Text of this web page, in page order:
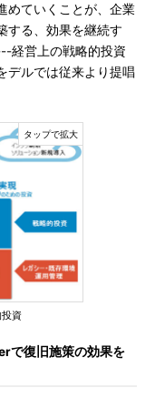
めていくことが、企業
する、効果を継続す
経営上の戦略的投資
デルでは従来より提唱
資
で復旧施策の効果を